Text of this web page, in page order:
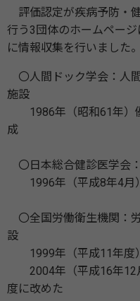
評価認定が疾病予防・
行う3団体のホームペー
に情報収集を行いました。
〇人間ドック学会：人
施設
1986年（昭和61年）
成
〇日本総合健診医学会
1996年（平成8年4月
〇全国労働衛生機関：
設
1999年（平成11年度
2004年（平成16年12
度に改めた